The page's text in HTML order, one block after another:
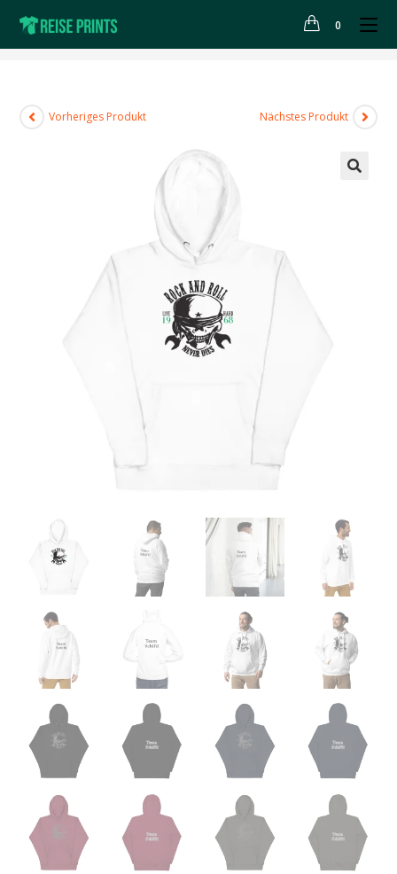
0
> Shop > Unisex-Kapuzenpullover “Team Schifti”
Vorheriges Produkt Nächstes Produkt